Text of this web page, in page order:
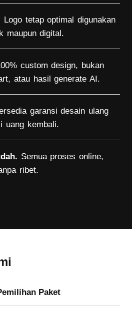
Logo tetap optimal digunakan
maupun digital.
custom design, bukan
atau hasil generate AI.
garansi desain ulang
uang kembali.
Semua proses online,
ribet.
Paket